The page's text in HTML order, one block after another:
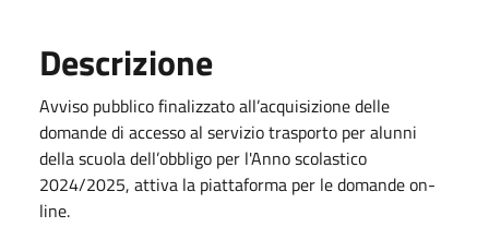
Descrizione
Avviso pubblico finalizzato all’acquisizione delle
domande di accesso al servizio trasporto per alunni
della scuola dell’obbligo per l'Anno scolastico
2024/2025, attiva la piattaforma per le domande on-
line.